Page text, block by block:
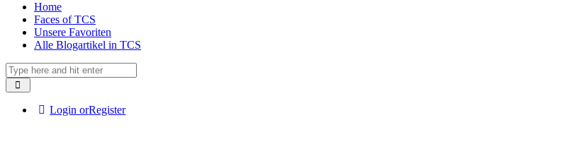
Home
Faces of TCS
Unsere Favoriten
Alle Blogartikel in TCS
Login orRegister